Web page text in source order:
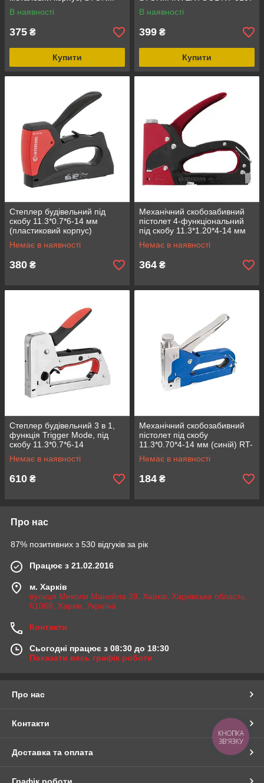
INTERTOOL RT-0121
В наявності
375 ₴
Купити
В наявності
399 ₴
Купити
Степлер будівельний під
скобу 11.3*0.7*6-14 мм
(пластиковий корпус)
INTERTOOL RT-0120
Немає в наявності
380 ₴
Механічний скобозабивний
пістолет 4-функціональний
під скобу 11.3*1.20*4-14 мм
INTERTOOL RT-0202
Немає в наявності
364 ₴
Степлер будівельний 3 в 1,
функція Trigger Mode, під
скобу 11.3*0.7*6-14
мм,STORM INTERTOOL RT-
0105
Немає в наявності
610 ₴
Механічний скобозабивний
пістолет під скобу
11.3*0.70*4-14 мм (синій) RT-
0101
Немає в наявності
184 ₴
Про нас
87% позитивних з 530 відгуків за рік
Працює з 21.02.2016
м. Харків
вулиця Миколи Манойла 38, Харків, Харківська область,
61068, Харків, Україна
Контакти
Сьогодні працює з 08:30 до 18:30
Показати весь графік роботи
Про нас
Контакти
Доставка та оплата
КНОПКА
ЗВ'ЯЗКУ